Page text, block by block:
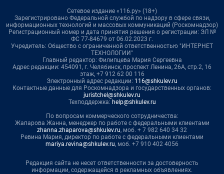
Сетевое издание «116.ру» (18+)
Зарегистрировано Федеральной службой по надзору в сфере связи,
информационных технологий и массовых коммуникаций (Роскомнадзор)
Регистрационный номер и дата принятия решения о регистрации: ЭЛ №
ФС 77-84679 от 06.02.2023 г.
Учредитель: Общество с ограниченной ответственностью "ИНТЕРНЕТ
ТЕХНОЛОГИИ"
Главный редактор: Филипцева Мария Сергеевна
Адрес редакции: 454091, г. Челябинск, проспект Ленина, 26А, стр.2, 16
этаж, +7 912 62 00 116
Электронный адрес редакции: 116@shkulev.ru
Контактные данные для Роскомнадзора и государственных органов:
juristchel@shkulev.ru
Техподдержка: help@shkulev.ru
По вопросам коммерческого сотрудничества:
Жапарова Жанна, менеджер по работе с федеральными клиентами
zhanna.zhaparova@shkulev.ru, моб. + 7 982 640 34 32
Ревина Мария, директор по работе с федеральными клиентами
mariya.revina@shkulev.ru, моб. +7 910 402 4056
Редакция сайта не несет ответственности за достоверность
информации, содержащейся в рекламных объявлениях.